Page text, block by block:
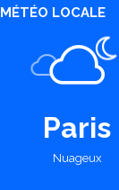
MÉTÉO LOCALE
Paris
Nuageux